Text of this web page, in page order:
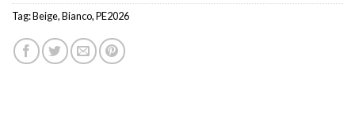
Tag:Beige,Bianco,PE2026